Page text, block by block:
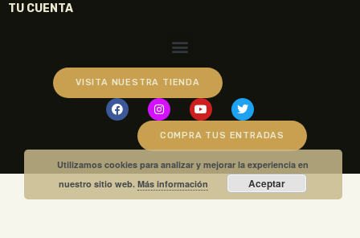
TU CUENTA
VISITA NUESTRA TIENDA
COMPRA TUS ENTRADAS
Utilizamos cookies para analizar y mejorar la experiencia en
nuestro sitio web.Más información Aceptar